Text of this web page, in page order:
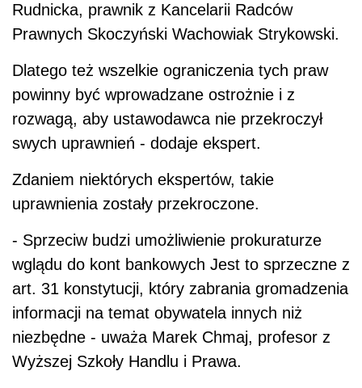
Rudnicka, prawnik z Kancelarii Radców
Prawnych Skoczyński Wachowiak Strykowski.
Dlatego też wszelkie ograniczenia tych praw
powinny być wprowadzane ostrożnie i z
rozwagą, aby ustawodawca nie przekroczył
swych uprawnień - dodaje ekspert.
Zdaniem niektórych ekspertów, takie
uprawnienia zostały przekroczone.
- Sprzeciw budzi umożliwienie prokuraturze
wglądu do kont bankowych Jest to sprzeczne z
art. 31 konstytucji, który zabrania gromadzenia
informacji na temat obywatela innych niż
niezbędne - uważa Marek Chmaj, profesor z
Wyższej Szkoły Handlu i Prawa.